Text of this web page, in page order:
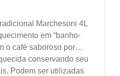
Marchesoni 4L
em “banho-
o café saboroso por
conservando seu
Podem ser utilizadas